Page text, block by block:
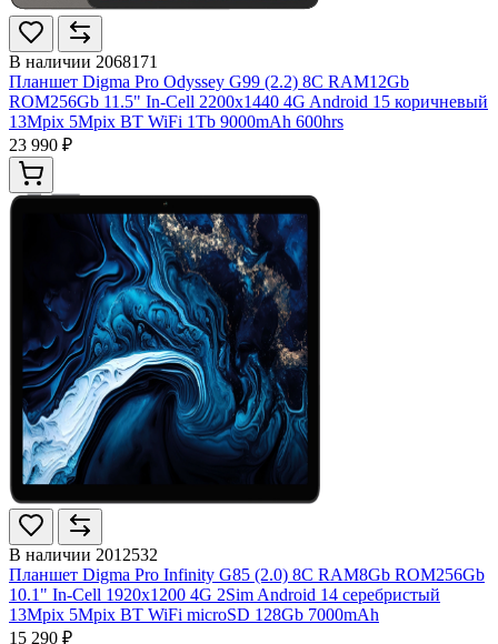
В наличии 2068171
Планшет Digma Pro Odyssey G99 (2.2) 8C RAM12Gb
ROM256Gb 11.5" In-Cell 2200x1440 4G Android 15 коричневый
13Mpix 5Mpix BT WiFi 1Tb 9000mAh 600hrs
23 990 ₽
В наличии 2012532
Планшет Digma Pro Infinity G85 (2.0) 8C RAM8Gb ROM256Gb
10.1" In-Cell 1920x1200 4G 2Sim Android 14 серебристый
13Mpix 5Mpix BT WiFi microSD 128Gb 7000mAh
15 290 ₽